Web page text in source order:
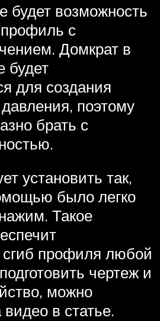
будет возможность
с
Домкрат в
будет
для создания
поэтому
брать с
установить так,
было легко
Такое
сгиб профиля любой
чертеж и
можно
в статье.